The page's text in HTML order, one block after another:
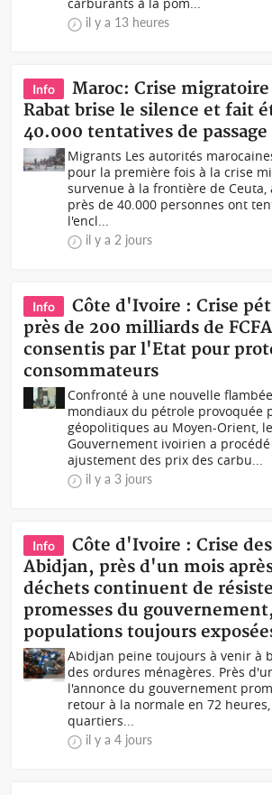
il y a 13 heures
Info
Maroc: Crise migratoire
Rabat brise le silence et fait
40.000 tentatives de passage
Migrants Les autorités
pour la première fois à la crise
survenue à la frontière de
près de 40.000 personnes ont
l'encl...
il y a 2 jours
Info
Côte d'Ivoire : Crise
près de 200 milliards de
consentis par l'Etat pour
consommateurs
Confronté à une nouvelle
mondiaux du pétrole provoquée
géopolitiques au Moyen-Orient, le
Gouvernement ivoirien a
ajustement des prix des carbu...
il y a 3 jours
Info
Côte d'Ivoire : Crise
Abidjan, près d'un mois
déchets continuent de
promesses du
populations toujours
Abidjan peine toujours à venir à
des ordures ménagères. Près
l'annonce du gouvernement
retour à la normale en 72
quartiers...
il y a 4 jours